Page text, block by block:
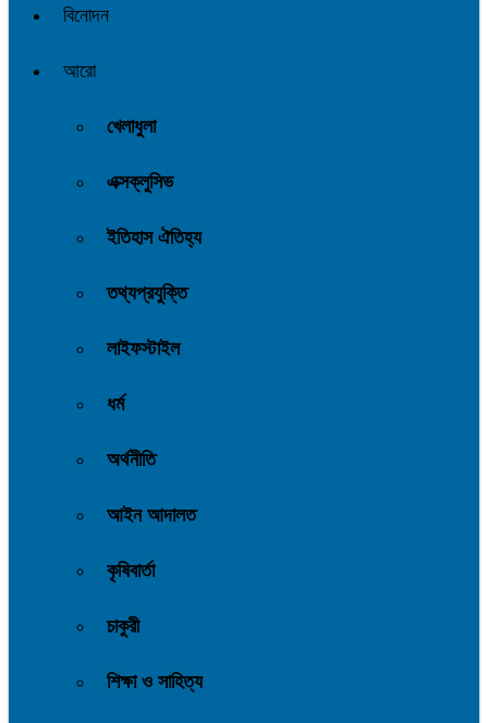
বিনোদন
আরো
খেলাধুলা
এক্সক্লুসিভ
ইতিহাস ঐতিহ্য
তথ্যপ্রযুক্তি
লাইফস্টাইল
ধর্ম
অর্থনীতি
আইন আদালত
কৃষিবার্তা
চাকুরী
শিক্ষা ও সাহিত্য